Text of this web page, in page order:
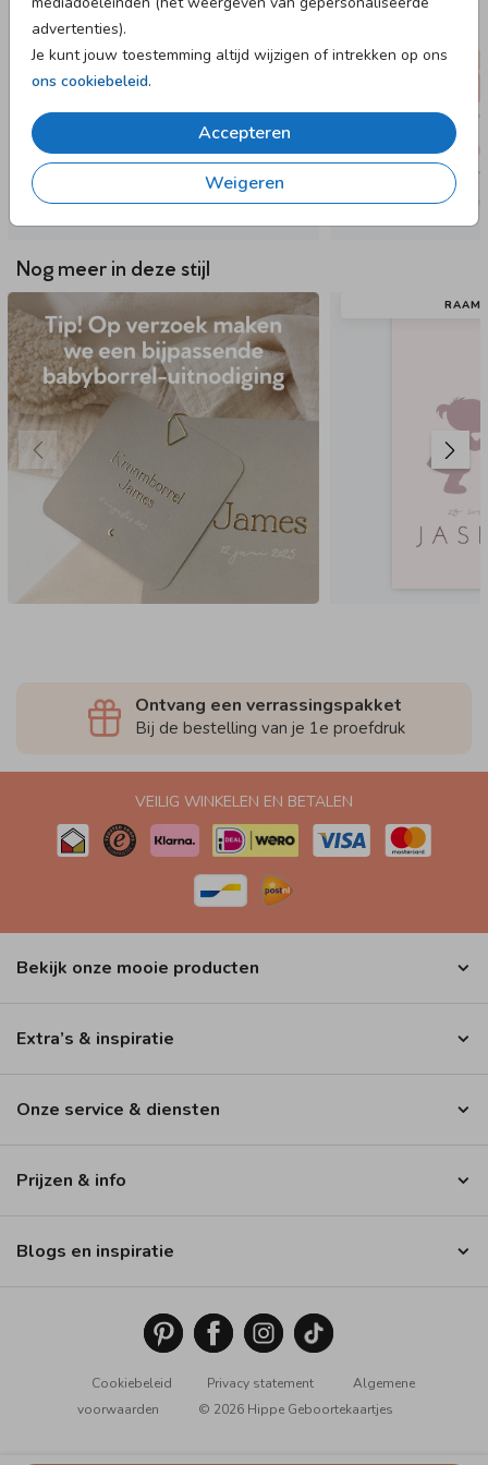
advertenties).
Je kunt jouw toestemming altijd wijzigen of intrekken op ons
ons cookiebeleid.
Accepteren
Weigeren
Nog meer in deze stijl
Ontvang een verrassingspakket
Bij de bestelling van je 1e proefdruk
VEILIG WINKELEN EN BETALEN
Bekijk onze mooie producten
Extra’s & inspiratie
Onze service & diensten
Prijzen & info
Blogs en inspiratie
Cookiebeleid Privacy statement
Algemene
voorwaarden
© 2026 Hippe Geboortekaartjes